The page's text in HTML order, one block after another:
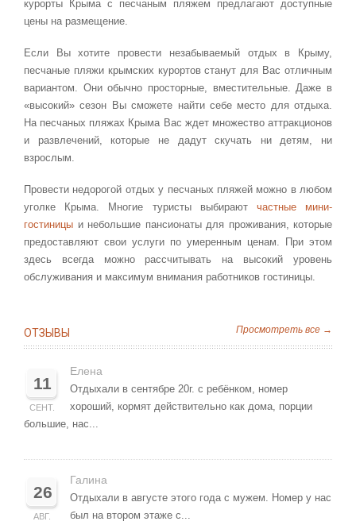
курорты Крыма с песчаным пляжем предлагают доступные
цены на размещение.
Если Вы хотите провести незабываемый отдых в Крыму,
песчаные пляжи крымских курортов станут для Вас отличным
вариантом. Они обычно просторные, вместительные. Даже в
«высокий» сезон Вы сможете найти себе место для отдыха.
На песчаных пляжах Крыма Вас ждет множество аттракционов
и развлечений, которые не дадут скучать ни детям, ни
взрослым.
Провести недорогой отдых у песчаных пляжей можно в любом
уголке Крыма. Многие туристы выбирают частные мини-
гостиницы и небольшие пансионаты для проживания, которые
предоставляют свои услуги по умеренным ценам. При этом
здесь всегда можно рассчитывать на высокий уровень
обслуживания и максимум внимания работников гостиницы.
ОТЗЫВЫ Просмотреть все →
11
СЕНТ.
Елена
Отдыхали в сентябре 20г. с ребёнком, номер
хороший, кормят действительно как дома, порции
большие, нас...
26
АВГ.
Галина
Отдыхали в августе этого года с мужем. Номер у нас
был на втором этаже с...